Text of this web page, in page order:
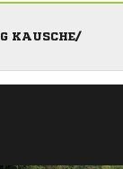
KAUSCHE/